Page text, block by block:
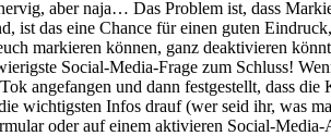
aber naja… Das Problem ist, dass
ist das eine Chance für einen guten
markieren können, ganz deaktivieren
Social-Media-Frage zum Schluss!
angefangen und dann festgestellt, dass
wichtigsten Infos drauf (wer seid ihr, was
oder auf einem aktivieren Social-Media-